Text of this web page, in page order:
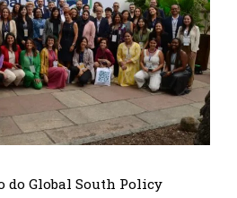
do Global South Policy